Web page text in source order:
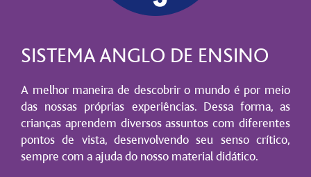
SISTEMA ANGLO DE ENSINO
A melhor maneira de descobrir o mundo é por meio
das nossas próprias experiências. Dessa forma, as
crianças aprendem diversos assuntos com diferentes
pontos de vista, desenvolvendo seu senso crítico,
sempre com a ajuda do nosso material didático.